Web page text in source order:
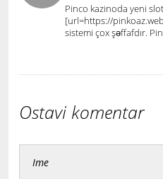
Pinco kazinoda yeni
[url=https://
sistemi çox şəffafdır.
Ostavi komentar